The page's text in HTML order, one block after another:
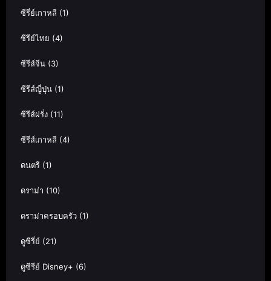
ซีรี่ย์เกาหลี (1)
ซีรีย์ไทย (4)
ซีรีส์จีน (3)
ซีรีส์ญี่ปุ่น (1)
ซีรีส์ฝรั่ง (11)
ซีรีส์เกาหลี (4)
ดนตรี (1)
ดราม่า (10)
ดราม่าครอบครัว (1)
ดูซีรี่ย์ (21)
ดูซีรีย์ Disney+ (6)